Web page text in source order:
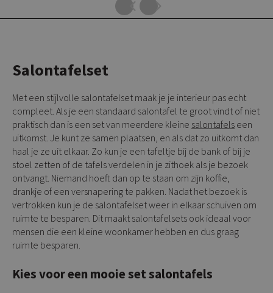
Salontafelset
Met een stijlvolle salontafelset maak je je interieur pas echt
compleet. Als je een standaard salontafel te groot vindt of niet
praktisch dan is een set van meerdere kleine salontafels een
uitkomst. Je kunt ze samen plaatsen, en als dat zo uitkomt dan
haal je ze uit elkaar. Zo kun je een tafeltje bij de bank of bij je
stoel zetten of de tafels verdelen in je zithoek als je bezoek
ontvangt. Niemand hoeft dan op te staan om zijn koffie,
drankje of een versnapering te pakken. Nadat het bezoek is
vertrokken kun je de salontafelset weer in elkaar schuiven om
ruimte te besparen. Dit maakt salontafelsets ook ideaal voor
mensen die een kleine woonkamer hebben en dus graag
ruimte besparen.
Kies voor een mooie set salontafels